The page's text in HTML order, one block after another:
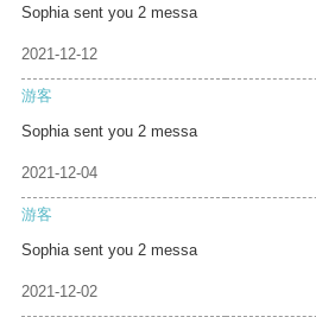
Sophia sent you 2 messa
2021-12-12
游客
Sophia sent you 2 messa
2021-12-04
游客
Sophia sent you 2 messa
2021-12-02